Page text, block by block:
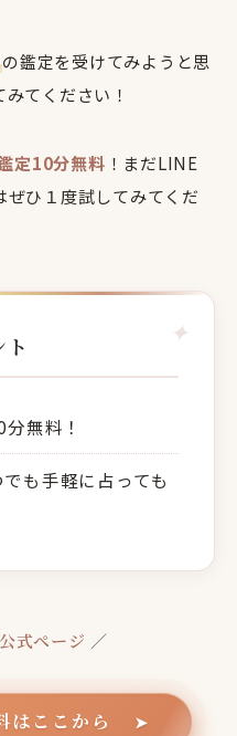
の鑑定を受けてみようと思
てください！
定10分無料 ！まだLINE
ひ１度試してみてくだ
無料！
も手軽に占っても
式ページ ／
はここから ➤